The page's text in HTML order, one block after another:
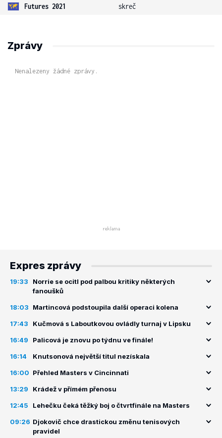
Futures 2021
skreč
Zprávy
Nenalezeny žádné zprávy.
Expres zprávy
19:33
Norrie se ocitl pod palbou kritiky některých
fanoušků
18:03 Martincová podstoupila další operaci kolena
17:43 Kučmová s Laboutkovou ovládly turnaj v Lipsku
16:49 Palicová je znovu po týdnu ve finále!
16:14 Knutsonová největší titul nezískala
16:00 Přehled Masters v Cincinnati
13:29 Krádež v přímém přenosu
12:45 Lehečku čeká těžký boj o čtvrtfinále na Masters
09:26 Djokovič chce drastickou změnu tenisových
pravidel